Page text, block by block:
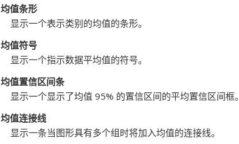
均值条形
显示一个表示类别的均值的条形。
均值符号
显示一个指示数据平均值的符号。
均值置信区间条
显示一个显示了均值 95% 的置信区间的平均置信区间框。
均值连接线
显示一条当图形具有多个组时将加入均值的连接线。